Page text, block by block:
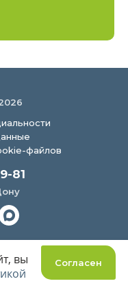
файлов
81
Согласен
вы